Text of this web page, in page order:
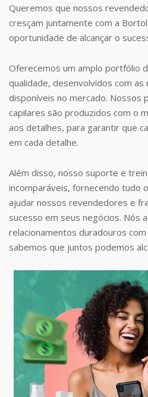
Queremos que nossos
cresçam juntamente com a
oportunidade de alcançar o
Oferecemos um amplo portfólio
qualidade, desenvolvidos com
disponíveis no mercado. Nossos
capilares são produzidos com o
aos detalhes, para garantir que
em cada detalhe.
Além disso, nosso suporte e
incomparáveis, fornecendo tudo
ajudar nossos revendedores e
sucesso em seus negócios. Nós
relacionamentos duradouros
sabemos que juntos podemos